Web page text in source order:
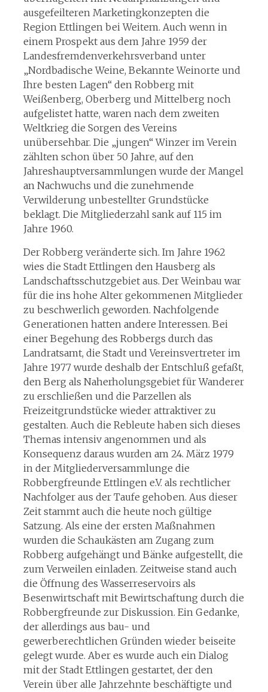
ausgefeilteren Marketingkonzepten die
Region Ettlingen bei Weitem. Auch wenn in
einem Prospekt aus dem Jahre 1959 der
Landesfremdenverkehrsverband unter
„Nordbadische Weine, Bekannte Weinorte und
Ihre besten Lagen“ den Robberg mit
Weißenberg, Oberberg und Mittelberg noch
aufgelistet hatte, waren nach dem zweiten
Weltkrieg die Sorgen des Vereins
unübersehbar. Die „jungen“ Winzer im Verein
zählten schon über 50 Jahre, auf den
Jahreshauptversammlungen wurde der Mangel
an Nachwuchs und die zunehmende
Verwilderung unbestellter Grundstücke
beklagt. Die Mitgliederzahl sank auf 115 im
Jahre 1960.
Der Robberg veränderte sich. Im Jahre 1962
wies die Stadt Ettlingen den Hausberg als
Landschaftsschutzgebiet aus. Der Weinbau war
für die ins hohe Alter gekommenen Mitglieder
zu beschwerlich geworden. Nachfolgende
Generationen hatten andere Interessen. Bei
einer Begehung des Robbergs durch das
Landratsamt, die Stadt und Vereinsvertreter im
Jahre 1977 wurde deshalb der Entschluß gefaßt,
den Berg als Naherholungsgebiet für Wanderer
zu erschließen und die Parzellen als
Freizeitgrundstücke wieder attraktiver zu
gestalten. Auch die Rebleute haben sich dieses
Themas intensiv angenommen und als
Konsequenz daraus wurden am 24. März 1979
in der Mitgliederversammlunge die
Robbergfreunde Ettlingen e.V. als rechtlicher
Nachfolger aus der Taufe gehoben. Aus dieser
Zeit stammt auch die heute noch gültige
Satzung. Als eine der ersten Maßnahmen
wurden die Schaukästen am Zugang zum
Robberg aufgehängt und Bänke aufgestellt, die
zum Verweilen einladen. Zeitweise stand auch
die Öffnung des Wasserreservoirs als
Besenwirtschaft mit Bewirtschaftung durch die
Robbergfreunde zur Diskussion. Ein Gedanke,
der allerdings aus bau- und
gewerberechtlichen Gründen wieder beiseite
gelegt wurde. Aber es wurde auch ein Dialog
mit der Stadt Ettlingen gestartet, der den
Verein über alle Jahrzehnte beschäftigte und